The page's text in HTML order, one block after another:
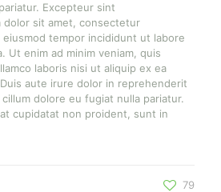
Excepteur sint
dolor sit amet, consectetur
tempor incididunt ut labore
Ut enim ad minim veniam, quis
laboris nisi ut aliquip ex ea
aute irure dolor in reprehenderit
dolore eu fugiat nulla pariatur.
cupidatat non proident, sunt in
79